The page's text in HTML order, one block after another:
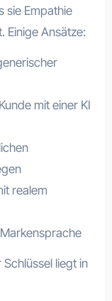
sie Empathie
Einige Ansätze:
mit einer KI
realem
liegt in